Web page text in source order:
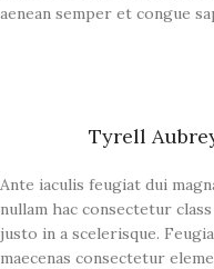
aenean semper et congue
Tyrell
Ante iaculis feugiat dui
nullam hac consectetur
justo in a scelerisque.
maecenas consectetur